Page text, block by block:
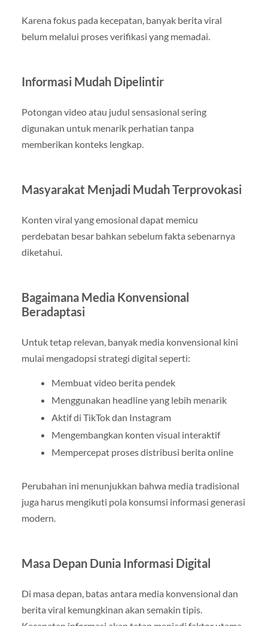
Karena fokus pada kecepatan, banyak berita viral
belum melalui proses verifikasi yang memadai.
Informasi Mudah Dipelintir
Potongan video atau judul sensasional sering
digunakan untuk menarik perhatian tanpa
memberikan konteks lengkap.
Masyarakat Menjadi Mudah Terprovokasi
Konten viral yang emosional dapat memicu
perdebatan besar bahkan sebelum fakta sebenarnya
diketahui.
Bagaimana Media Konvensional
Beradaptasi
Untuk tetap relevan, banyak media konvensional kini
mulai mengadopsi strategi digital seperti:
Membuat video berita pendek
Menggunakan headline yang lebih menarik
Aktif di TikTok dan Instagram
Mengembangkan konten visual interaktif
Mempercepat proses distribusi berita online
Perubahan ini menunjukkan bahwa media tradisional
juga harus mengikuti pola konsumsi informasi generasi
modern.
Masa Depan Dunia Informasi Digital
Di masa depan, batas antara media konvensional dan
berita viral kemungkinan akan semakin tipis.